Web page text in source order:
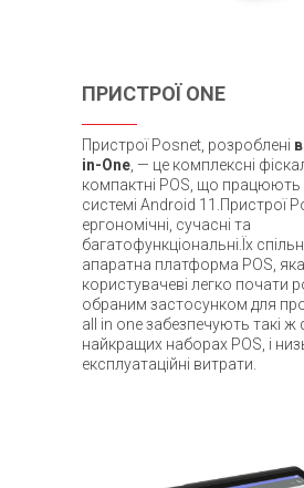
ПРИСТРОЇ ONE
Пристрої Posnet, розроблені
in-One, — це комплексні
компактні POS, що працюють
системі Android 11.Пристрої
ергономічні, сучасні та
багатофункціональні.Їх
апаратна платформа POS,
користувачеві легко почати
обраним застосунком для
all in one забезпечують такі ж
найкращих наборах POS, і
експлуатаційні витрати.